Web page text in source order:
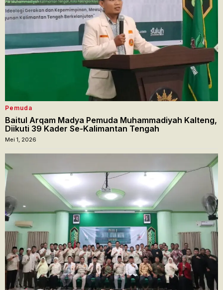
Pemuda
Baitul Arqam Madya Pemuda Muhammadiyah Kalteng,
Diikuti 39 Kader Se-Kalimantan Tengah
Mei 1, 2026